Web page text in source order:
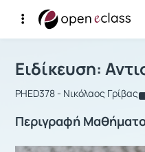
Αρχική Σελίδα
Μάθημα :
Ειδίκευση:
PHED378 - Νικόλαος Γρίβας
Περιγραφή